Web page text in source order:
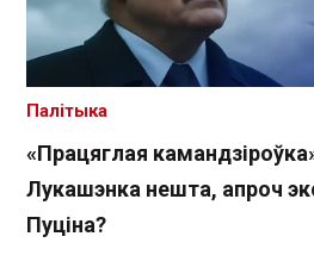
«Працяглая
Лукашэнка нешта, апроч
Пуціна?
Палітыка